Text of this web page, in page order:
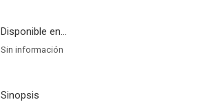
Disponible en...
Sin información
Sinopsis